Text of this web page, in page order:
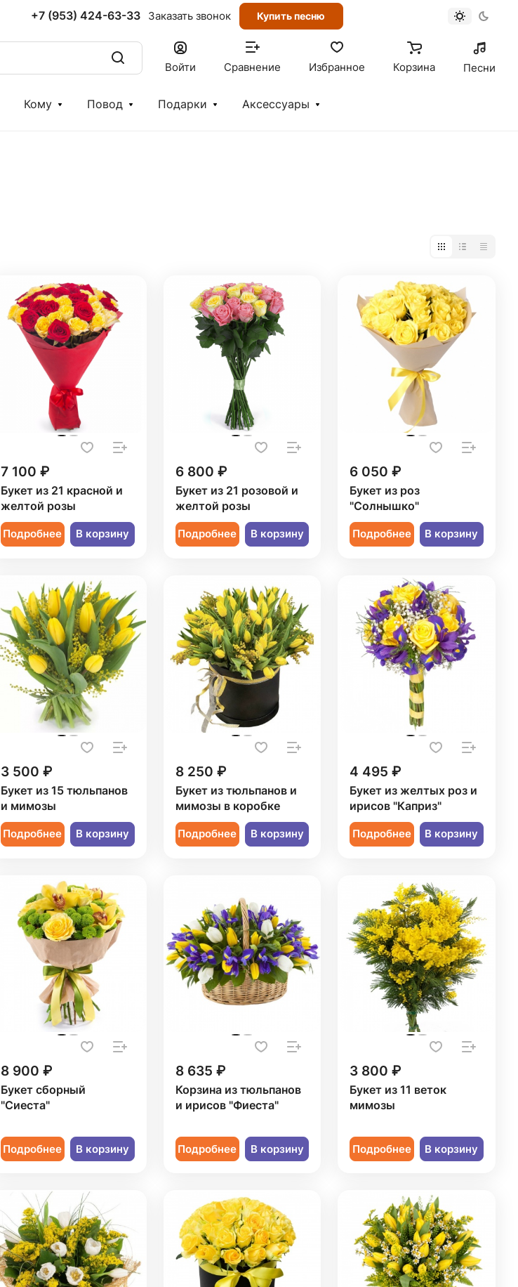
+7 (953) 424-63-33 Заказать звонок Купить песню
Войти Сравнение Избранное Корзина Песни
Кому Повод Подарки Аксессуары
7 100 ₽
Букет из 21 красной и
желтой розы
Подробнее В корзину
6 800 ₽
Букет из 21 розовой и
желтой розы
Подробнее В корзину
6 050 ₽
Букет из роз
"Солнышко"
Подробнее В корзину
3 500 ₽
Букет из 15 тюльпанов
и мимозы
Подробнее В корзину
8 250 ₽
Букет из тюльпанов и
мимозы в коробке
Подробнее В корзину
4 495 ₽
Букет из желтых роз и
ирисов "Каприз"
Подробнее В корзину
8 900 ₽
Букет сборный
"Сиеста"
Подробнее В корзину
8 635 ₽
Корзина из тюльпанов
и ирисов "Фиеста"
Подробнее В корзину
3 800 ₽
Букет из 11 веток
мимозы
Подробнее В корзину